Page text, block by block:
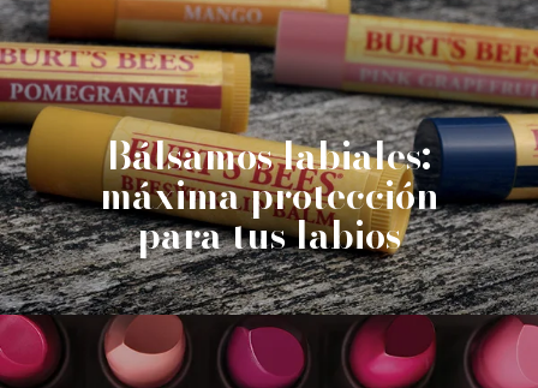
Bálsamos labiales:
máxima protección
para tus labios